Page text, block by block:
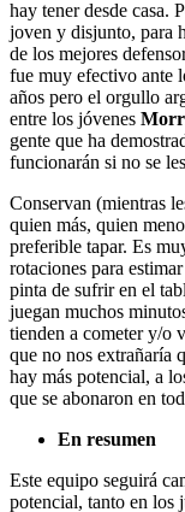
hay tener desde casa.
joven y disjunto, para
de los mejores
fue muy efectivo ante
años pero el orgullo
entre los jóvenes
gente que ha
funcionarán si no se
Conservan (mientras
quien más, quien
preferible tapar. Es
rotaciones para
pinta de sufrir en el
juegan muchos
tienden a cometer y/o
que no nos extrañaría
hay más potencial, a
que se abonaron en
En resumen
Este equipo seguirá
potencial, tanto en los